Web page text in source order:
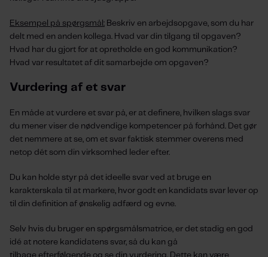
Eksempel på spørgsmål: Beskriv en arbejdsopgave, som du har
delt med en anden kollega. Hvad var din tilgang til opgaven?
Hvad har du gjort for at opretholde en god kommunikation?
Hvad var resultatet af dit samarbejde om opgaven?
Vurdering af et svar
En måde at vurdere et svar på, er at definere, hvilken slags svar
du mener viser de nødvendige kompetencer på forhånd. Det gør
det nemmere at se, om et svar faktisk stemmer overens med
netop dét som din virksomhed leder efter.
Du kan holde styr på det ideelle svar ved at bruge en
karakterskala til at markere, hvor godt en kandidats svar lever op
til din definition af ønskelig adfærd og evne.
Selv hvis du bruger en spørgsmålsmatrice, er det stadig en god
idé at notere kandidatens svar, så du kan gå
tilbage efterfølgende og se din vurdering. Dette kan være